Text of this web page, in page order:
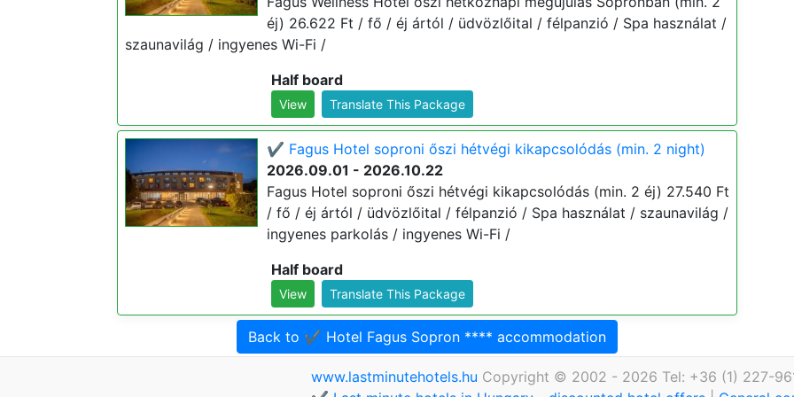
éj) 26.622 Ft / fő / éj ártól / üdvözlőital / félpanzió / Spa használat /
szaunavilág / ingyenes Wi-Fi /
Half board
View Translate This Package
✔️ Fagus Hotel soproni őszi hétvégi kikapcsolódás (min. 2 night)
2026.09.01 - 2026.10.22
Fagus Hotel soproni őszi hétvégi kikapcsolódás (min. 2 éj) 27.540 Ft
/ fő / éj ártól / üdvözlőital / félpanzió / Spa használat / szaunavilág /
ingyenes parkolás / ingyenes Wi-Fi /
Half board
View Translate This Package
Back to ✔️ Hotel Fagus Sopron **** accommodation
www.lastminutehotels.hu Copyright © 2002 - 2026 Tel: +36 (1) 227-